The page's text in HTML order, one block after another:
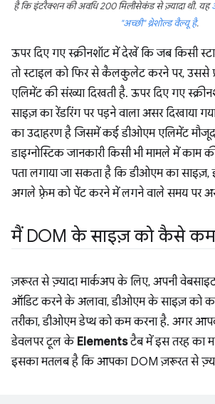
है कि इंटरैक्शन की अवधि 200 मिलीसेकंड से ज़्यादा थी. यह
"अच्छी" थ्रेशोल्ड वैल्यू है.
ऊपर दिए गए स्क्रीनशॉट में देखें कि जब किसी
तो स्टाइल को फिर से कैलकुलेट करने पर, उससे
एलिमेंट की संख्या दिखती है. ऊपर दिए गए
साइज़ का रेंडरिंग पर पड़ने वाला असर दिखाया
का उदाहरण है जिसमें कई डीओएम एलिमेंट
डाइग्नोस्टिक जानकारी किसी भी मामले में काम
पता लगाया जा सकता है कि डीओएम का
अगले फ़्रेम को पेंट करने में लगने वाले समय पर
मैं DOM के साइज़ को कैसे
ज़रूरत से ज़्यादा मार्कअप के लिए, अपनी
ऑडिट करने के अलावा, डीओएम के साइज़ को
तरीका, डीओएम डेप्थ को कम करना है. अगर
डेवलपर टूल के Elementsटैब में इस तरह का
इसका मतलब है कि आपका DOM ज़रूरत से